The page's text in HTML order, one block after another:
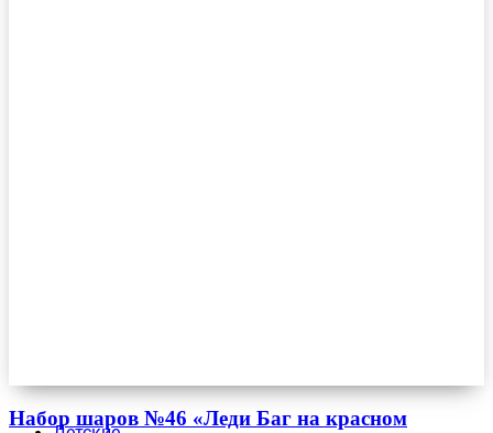
Набор шаров №46 «Леди Баг на красном